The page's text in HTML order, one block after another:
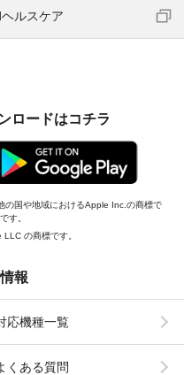
ルスケア
ロードはコチラ
の国や地域におけるApple Inc.の商標で
す。
の商標です。
報
応機種一覧
くある質問